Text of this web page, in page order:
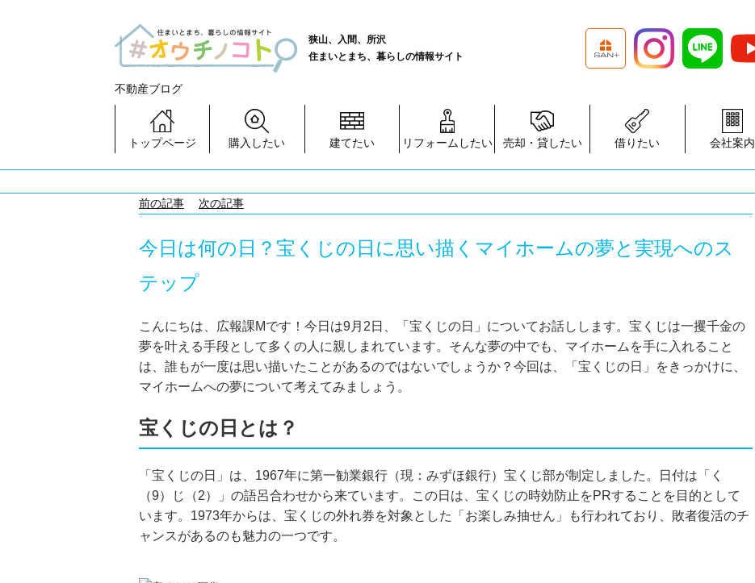
狭山、入間、所沢
住まいとまち、暮らしの情報サイト
不動産ブログ
トップページ 購入したい 建てたい リフォームしたい 売却・貸したい 借りたい 会社案内
前の記事 次の記事
今日は何の日？宝くじの日に思い描くマイホームの夢と実現へのス
テップ
こんにちは、広報課Mです！今日は9月2日、「宝くじの日」についてお話しします。宝くじは一攫千金の
夢を叶える手段として多くの人に親しまれています。そんな夢の中でも、マイホームを手に入れること
は、誰もが一度は思い描いたことがあるのではないでしょうか？今回は、「宝くじの日」をきっかけに、
マイホームへの夢について考えてみましょう。
宝くじの日とは？
「宝くじの日」は、1967年に第一勧業銀行（現：みずほ銀行）宝くじ部が制定しました。日付は「く
（9）じ（2）」の語呂合わせから来ています。この日は、宝くじの時効防止をPRすることを目的として
います。1973年からは、宝くじの外れ券を対象とした「お楽しみ抽せん」も行われており、敗者復活のチ
ャンスがあるのも魅力の一つです。